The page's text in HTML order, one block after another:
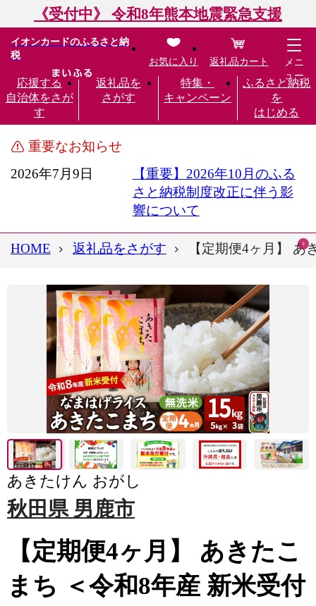
《受付中》 令和8年熊本地震緊急支援
イオンカードのふるさと納
税
応援する
自治体をさが
す
返礼品を
さがす
特集・
キャンペーン
ふるさと納税
を
はじめる
お気に入り 返礼品カート
メニ
ュー
重要なお知らせ
2026年7月9日
【重要】2026年10月のふる
さと納税制度改正に伴う影
響について
HOME 返礼品をさがす 【定期便4ヶ月】
あきたけん おがし
秋田県 男鹿市
【定期便4ヶ月】 あきたこ
まち ＜令和8年産 新米受付